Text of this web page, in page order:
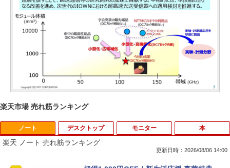
楽天市場 売れ筋ランキング
ノート
楽天 ノート 売れ筋ランキング
更新日時：2026/08/06 14:00
デスクトップ モニター 本